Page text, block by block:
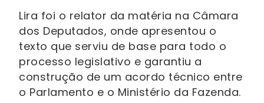
Lira foi o relator da matéria na Câmara
dos Deputados, onde apresentou o
texto que serviu de base para todo o
processo legislativo e garantiu a
construção de um acordo técnico entre
o Parlamento e o Ministério da Fazenda.